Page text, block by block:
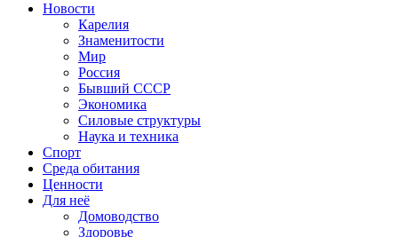
Новости
Карелия
Знаменитости
Мир
Россия
Бывший СССР
Экономика
Силовые структуры
Наука и техника
Спорт
Среда обитания
Ценности
Для неё
Домоводство
Здоровье